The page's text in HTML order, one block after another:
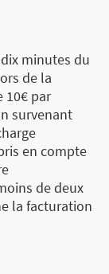
minutes du
de la
10€ par
survenant
en compte
de deux
la facturation